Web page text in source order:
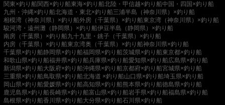
関東×釣り船関西×釣り船東海×釣り船北陸・甲信越×釣り船中国・四国×釣り船
九州・沖縄×釣り船北海道・東北×釣り船三浦半島（神奈川県）×釣り船
相模湾（神奈川県）×釣り船外房（千葉県）×釣り船東京湾（神奈川県）×釣り船
駿河湾・遠州灘（静岡県）×釣り船伊豆半島（静岡県）×釣り船
南房（千葉県）×釣り船九十九里・銚子（千葉県）×釣り船
内房（千葉県）×釣り船東京湾奥（千葉県）×釣り船神奈川県×釣り船
千葉県×釣り船静岡県×釣り船福岡県×釣り船茨城県×釣り船東京都×釣り船
和歌山県×釣り船福井県×釣り船兵庫県×釣り船愛知県×釣り船広島県×釣り船
新潟県×釣り船大阪府×釣り船沖縄県×釣り船京都府×釣り船宮城県×釣り船
三重県×釣り船鳥取県×釣り船北海道 ×釣り船山口県×釣り船埼玉県×釣り船
岡山県×釣り船愛媛県×釣り船高知県×釣り船熊本県×釣り船徳島県×釣り船
鹿児島県×釣り船長崎県×釣り船富山県×釣り船岩手県×釣り船福島県×釣り船
島根県×釣り船香川県×釣り船大分県×釣り船石川県×釣り船